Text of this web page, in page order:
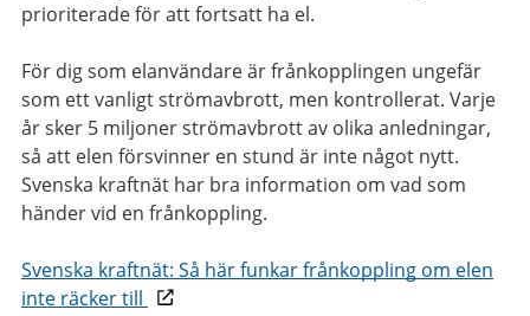
prioriterade för att fortsatt ha el.
För dig som elanvändare är frånkopplingen ungefär
som ett vanligt strömavbrott, men kontrollerat. Varje
år sker 5 miljoner strömavbrott av olika anledningar,
så att elen försvinner en stund är inte något nytt.
Svenska kraftnät har bra information om vad som
händer vid en frånkoppling.
Svenska kraftnät: Så här funkar frånkoppling om elen
inte räcker till